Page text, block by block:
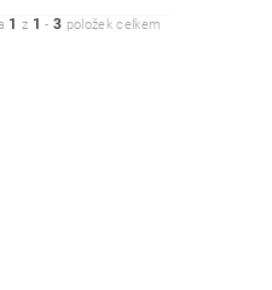
1 z 1 -3 položek celkem